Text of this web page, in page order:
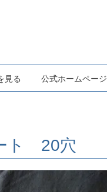
見る 公式ホームページ
ト 20穴